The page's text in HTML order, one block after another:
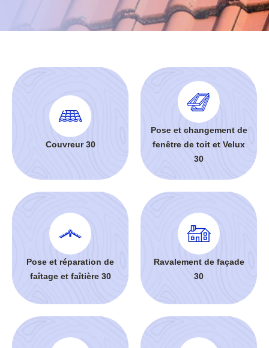
Couvreur 30
Pose et changement de
fenêtre de toit et Velux
30
Pose et réparation de
faîtage et faîtière 30
Ravalement de façade
30